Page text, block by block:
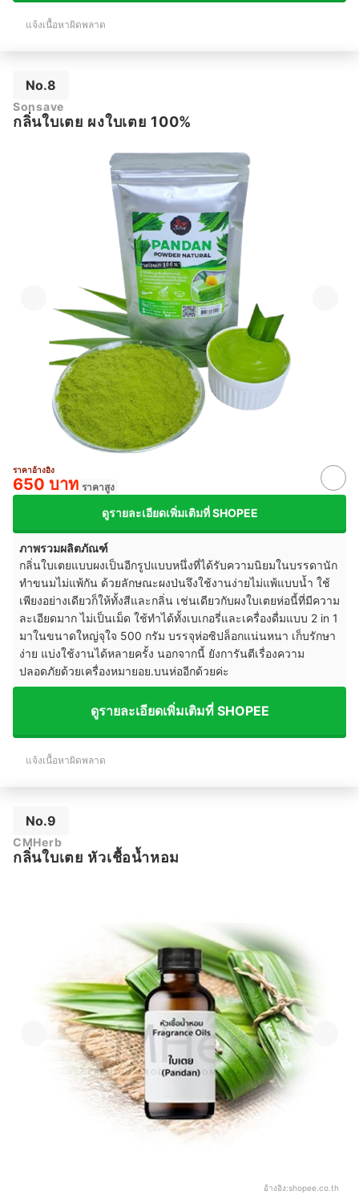
แจ้งเนื้อหาผิดพลาด
No.8
Sonsave
กลิ่นใบเตย ผงใบเตย 100%
ราคาอ้างอิง
650 บาท ราคาสูง
ดูรายละเอียดเพิ่มเติมที่ SHOPEE
ภาพรวมผลิตภัณฑ์
กลิ่นใบเตยแบบผงเป็นอีกรูปแบบหนึ่งที่ได้รับความนิยมในบรรดานัก
ทำขนมไม่แพ้กัน ด้วยลักษณะผงป่นจึงใช้งานง่ายไม่แพ้แบบน้ำ ใช้
เพียงอย่างเดียวก็ให้ทั้งสีและกลิ่น เช่นเดียวกับผงใบเตยห่อนี้ที่มีความ
ละเอียดมาก ไม่เป็นเม็ด ใช้ทำได้ทั้งเบเกอรี่และเครื่องดื่มแบบ 2 in 1
มาในขนาดใหญ่จุใจ 500 กรัม บรรจุห่อซิปล็อกแน่นหนา เก็บรักษา
ง่าย แบ่งใช้งานได้หลายครั้ง นอกจากนี้ ยังการันตีเรื่องความ
ปลอดภัยด้วยเครื่องหมายอย.บนห่ออีกด้วยค่ะ
ดูรายละเอียดเพิ่มเติมที่ SHOPEE
แจ้งเนื้อหาผิดพลาด
No.9
CMHerb
กลิ่นใบเตย หัวเชื้อน้ำหอม
อ้างอิง:shopee.co.th